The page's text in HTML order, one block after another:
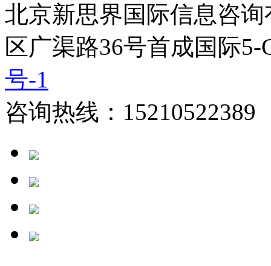
北京新思界国际信息咨
区广渠路36号首成国际
号-1
咨询热线：